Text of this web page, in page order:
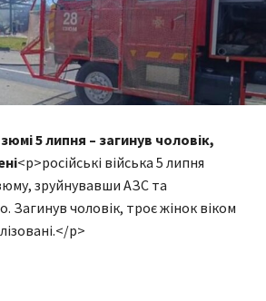
5 липня – загинув чоловік,
<p>російські війська 5 липня
зруйнувавши АЗС та
Загинув чоловік, троє жінок віком
p>